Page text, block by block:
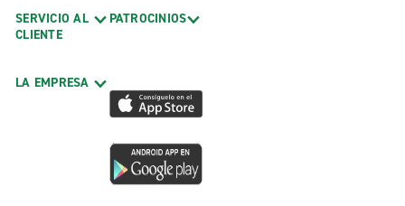
SERVICIO AL
CLIENTE
LA EMPRESA
PATROCINIOS